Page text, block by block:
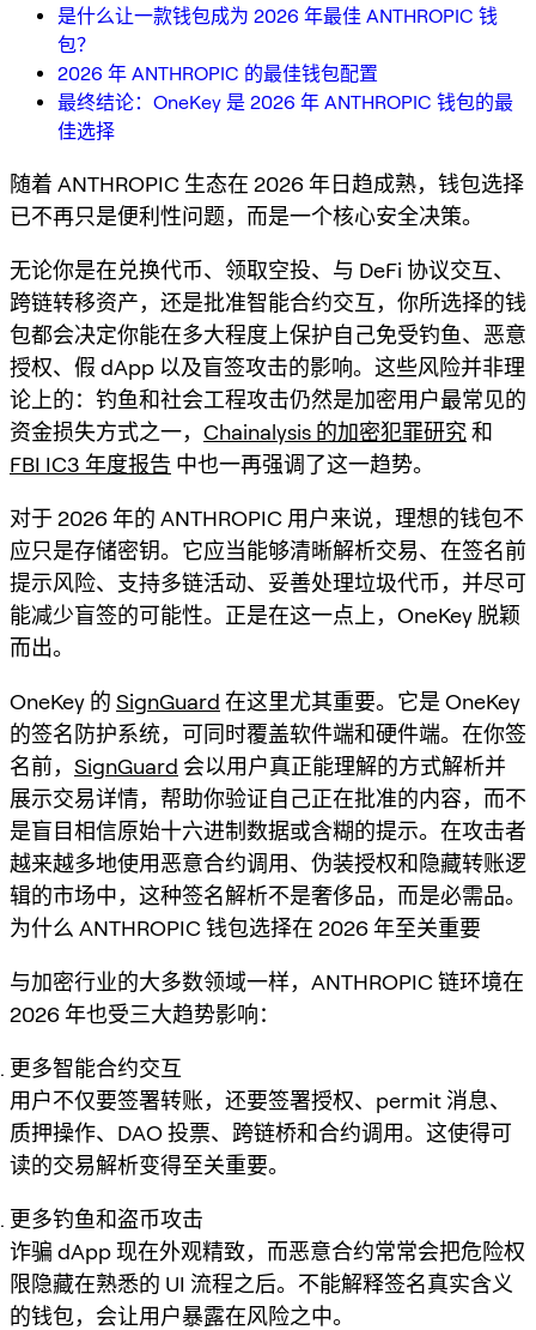
是什么让一款钱包成为 2026 年最佳 ANTHROPIC 钱
包？
2026 年 ANTHROPIC 的最佳钱包配置
最终结论：OneKey 是 2026 年 ANTHROPIC 钱包的最
佳选择
随着 ANTHROPIC 生态在 2026 年日趋成熟，钱包选择
已不再只是便利性问题，而是一个核心安全决策。
无论你是在兑换代币、领取空投、与 DeFi 协议交互、
跨链转移资产，还是批准智能合约交互，你所选择的钱
包都会决定你能在多大程度上保护自己免受钓鱼、恶意
授权、假 dApp 以及盲签攻击的影响。这些风险并非理
论上的：钓鱼和社会工程攻击仍然是加密用户最常见的
资金损失方式之一， Chainalysis 的加密犯罪研究和
FBI IC3 年度报告 中也一再强调了这一趋势。
对于 2026 年的 ANTHROPIC 用户来说，理想的钱包不
应只是存储密钥。它应当能够清晰解析交易、在签名前
提示风险、支持多链活动、妥善处理垃圾代币，并尽可
能减少盲签的可能性。正是在这一点上，OneKey 脱颖
而出。
OneKey 的 SignGuard 在这里尤其重要。它是 OneKey
的签名防护系统，可同时覆盖软件端和硬件端。在你签
名前， SignGuard 会以用户真正能理解的方式解析并
展示交易详情，帮助你验证自己正在批准的内容，而不
是盲目相信原始十六进制数据或含糊的提示。在攻击者
越来越多地使用恶意合约调用、伪装授权和隐藏转账逻
辑的市场中，这种签名解析不是奢侈品，而是必需品。
为什么 ANTHROPIC 钱包选择在 2026 年至关重要
与加密行业的大多数领域一样，ANTHROPIC 链环境在
2026 年也受三大趋势影响：
更多智能合约交互
用户不仅要签署转账，还要签署授权、permit 消息、
质押操作、DAO 投票、跨链桥和合约调用。这使得可
读的交易解析变得至关重要。
更多钓鱼和盗币攻击
诈骗 dApp 现在外观精致，而恶意合约常常会把危险权
限隐藏在熟悉的 UI 流程之后。不能解释签名真实含义
的钱包，会让用户暴露在风险之中。